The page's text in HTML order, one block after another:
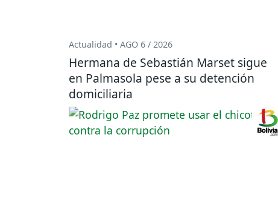
Actualidad • AGO 6 / 2026
Hermana de Sebastián Marset sigue
en Palmasola pese a su detención
domiciliaria